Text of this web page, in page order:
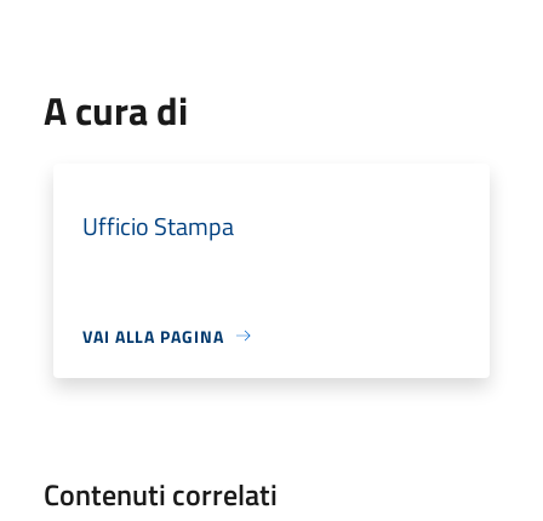
A cura di
Ufficio Stampa
VAI ALLA PAGINA
Contenuti correlati